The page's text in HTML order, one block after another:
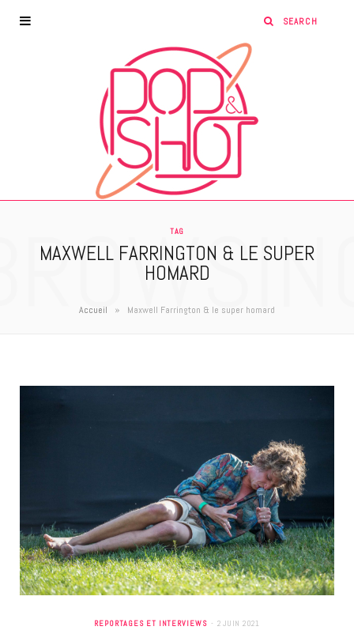
TAG
MAXWELL FARRINGTON & LE SUPER
HOMARD
Accueil » Maxwell Farrington & le super homard
REPORTAGES ET INTERVIEWS 2 JUIN 2021